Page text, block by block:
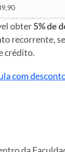
obter5% de
recorrente,
crédito.
com